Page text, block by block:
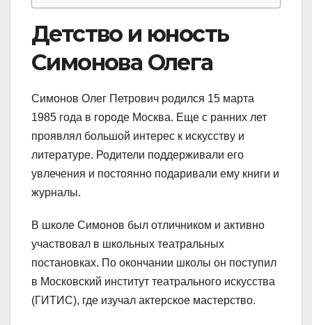
Детство и юность
Симонова Олега
Симонов Олег Петрович родился 15 марта
1985 года в городе Москва. Еще с ранних лет
проявлял большой интерес к искусству и
литературе. Родители поддерживали его
увлечения и постоянно подаривали ему книги и
журналы.
В школе Симонов был отличником и активно
участвовал в школьных театральных
постановках. По окончании школы он поступил
в Московский институт театрального искусства
(ГИТИС), где изучал актерское мастерство.